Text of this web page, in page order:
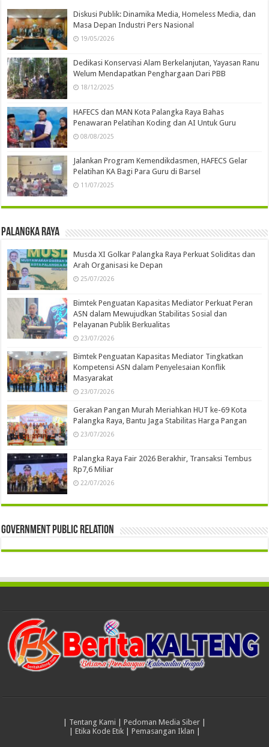
Diskusi Publik: Dinamika Media, Homeless Media, dan
Masa Depan Industri Pers Nasional
19/05/2026
Dedikasi Konservasi Alam Berkelanjutan, Yayasan Ranu
Welum Mendapatkan Penghargaan Dari PBB
18/12/2025
HAFECS dan MAN Kota Palangka Raya Bahas
Penawaran Pelatihan Koding dan AI Untuk Guru
08/08/2025
Jalankan Program Kemendikdasmen, HAFECS Gelar
Pelatihan KA Bagi Para Guru di Barsel
11/07/2025
Palangka Raya
Musda XI Golkar Palangka Raya Perkuat Soliditas dan
Arah Organisasi ke Depan
25/07/2026
Bimtek Penguatan Kapasitas Mediator Perkuat Peran
ASN dalam Mewujudkan Stabilitas Sosial dan
Pelayanan Publik Berkualitas
23/07/2026
Bimtek Penguatan Kapasitas Mediator Tingkatkan
Kompetensi ASN dalam Penyelesaian Konflik
Masyarakat
23/07/2026
Gerakan Pangan Murah Meriahkan HUT ke-69 Kota
Palangka Raya, Bantu Jaga Stabilitas Harga Pangan
23/07/2026
Palangka Raya Fair 2026 Berakhir, Transaksi Tembus
Rp7,6 Miliar
22/07/2026
Government Public Relation
Tentang Kami Pedoman Media Siber
Etika Kode Etik| Pemasangan Iklan